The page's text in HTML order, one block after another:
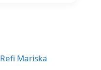
Refi Mariska